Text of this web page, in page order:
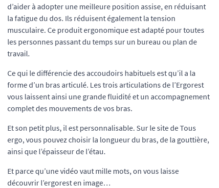
d’aider à adopter une meilleure position assise, en réduisant
la fatigue du dos. Ils réduisent également la tension
musculaire. Ce produit ergonomique est adapté pour toutes
les personnes passant du temps sur un bureau ou plan de
travail.
Ce qui le différencie des accoudoirs habituels est qu’il a la
forme d’un bras articulé. Les trois articulations de l’Ergorest
vous laissent ainsi une grande fluidité et un accompagnement
complet des mouvements de vos bras.
Et son petit plus, il est personnalisable. Sur le site de Tous
ergo, vous pouvez choisir la longueur du bras, de la gouttière,
ainsi que l’épaisseur de l’étau.
Et parce qu’une vidéo vaut mille mots, on vous laisse
découvrir l’ergorest en image…